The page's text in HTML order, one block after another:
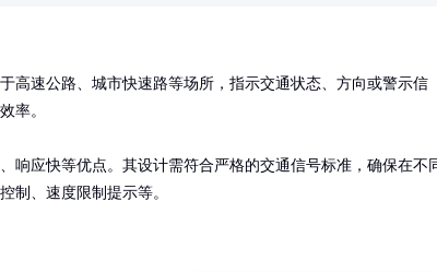
高速公路、城市快速路等场所，指示交通状态、方向或警示信
率。
响应快等优点。其设计需符合严格的交通信号标准，确保在不
制、速度限制提示等。